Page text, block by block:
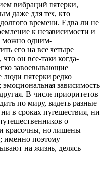
вибраций пятерки,
даже для тех, кто
времени. Едва ли не
к независимости и
можно одним-
его на все четыре
он все-таки когда-
завоевывающие
пятерки редко
эмоциональная зависимость
В числе приоритетов
по миру, видеть разные
в сроках путешествия, ни
о
красочны, но лишены
именно поэтому
на жизнь, делясь